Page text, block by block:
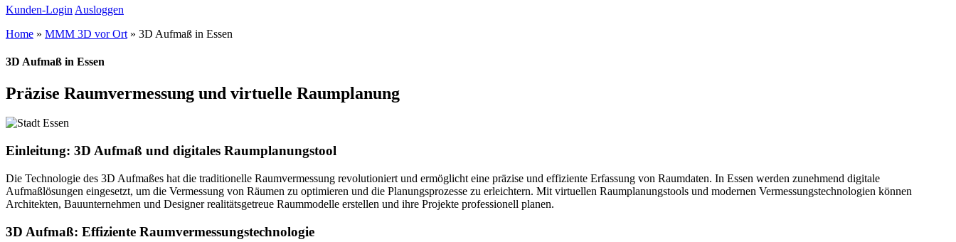
Kunden-Login Ausloggen
Home » MMM 3D vor Ort » 3D Aufmaß in Essen
3D Aufmaß in Essen
Präzise Raumvermessung und virtuelle Raumplanung
Einleitung: 3D Aufmaß und digitales Raumplanungstool
Die Technologie des 3D Aufmaßes hat die traditionelle Raumvermessung revolutioniert und ermöglicht eine präzise und effiziente Erfassung von Raumdaten. In Essen werden zunehmend digitale
Aufmaßlösungen eingesetzt, um die Vermessung von Räumen zu optimieren und die Planungsprozesse zu erleichtern. Mit virtuellen Raumplanungstools und modernen Vermessungstechnologien können
Architekten, Bauunternehmen und Designer realitätsgetreue Raummodelle erstellen und ihre Projekte professionell planen.
3D Aufmaß: Effiziente Raumvermessungstechnologie